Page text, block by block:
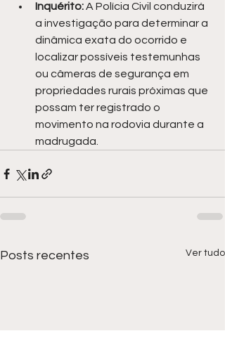
Inquérito: A Polícia Civil conduzirá
a investigação para determinar a
dinâmica exata do ocorrido e
localizar possíveis testemunhas
ou câmeras de segurança em
propriedades rurais próximas que
possam ter registrado o
movimento na rodovia durante a
madrugada.
Posts recentes Ver tudo